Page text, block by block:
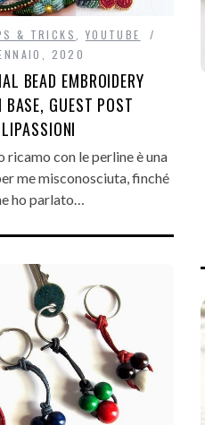
& TRICKS
YOUTUBE
2020
BEAD EMBROIDERY
BASE, GUEST POST
ricamo con le perline è una
me misconosciuta, finché
ho parlato…